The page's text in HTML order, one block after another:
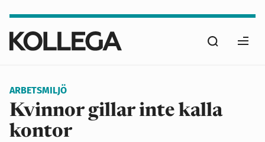
huvudinnehåll
Sök
ARBETSMILJÖ
Kvinnor gillar inte kalla
kontor